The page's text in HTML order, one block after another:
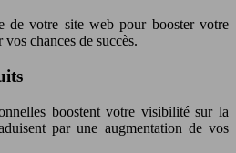
de votre site web pour booster votre
chances de succès.
boostent votre visibilité sur la
par une augmentation de vos